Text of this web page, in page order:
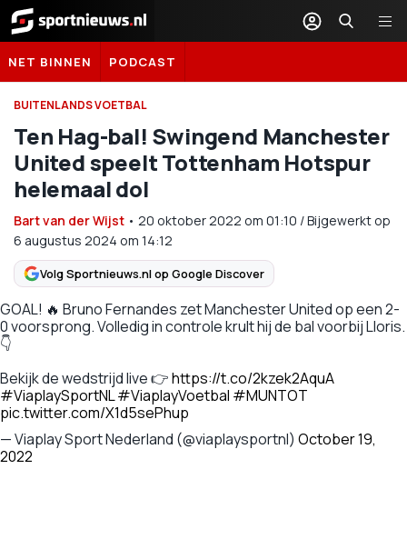
Sportnieuws.nl
NET BINNEN PODCAST
BUITENLANDS VOETBAL
Ten Hag-bal! Swingend Manchester
United speelt Tottenham Hotspur
helemaal dol
Bart van der Wijst • 20 oktober 2022 om 01:10 /Bijgewerkt op
6 augustus 2024 om 14:12
Volg Sportnieuws.nl op Google Discover
GOAL! 🔥 Bruno Fernandes zet Manchester United op een 2-
0 voorsprong. Volledig in controle krult hij de bal voorbij Lloris.
👇
Bekijk de wedstrijd live 👉https://t.co/2kzek2AquA
#ViaplaySportNL#ViaplayVoetbal #MUNTOT
pic.twitter.com/X1d5sePhup
— Viaplay Sport Nederland (@viaplaysportnl) October 19,
2022